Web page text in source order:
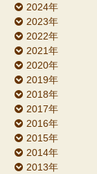
2024年
2023年
2022年
2021年
2020年
2019年
2018年
2017年
2016年
2015年
2014年
2013年